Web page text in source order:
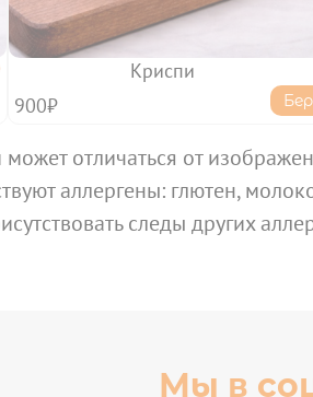
Криспи
900₽
отличаться от
аллергены: глютен,
следы других
Мы в